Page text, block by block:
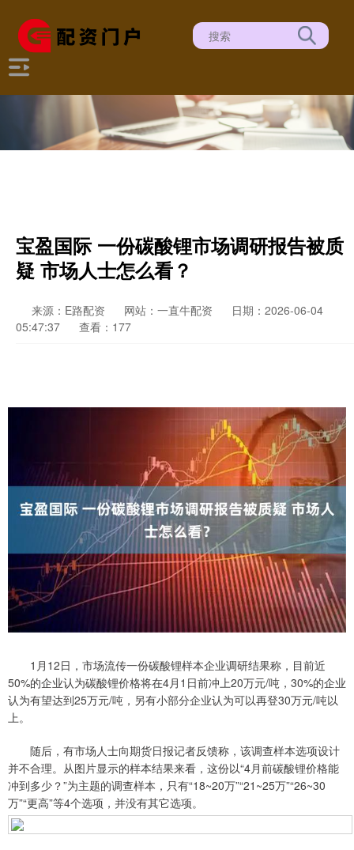
宝盈国际 一份碳酸锂市场调研报告被质
疑 市场人士怎么看？
来源：E路配资 网站：一直牛配资
日期：2026-06-04
05:47:37
查看：177
1月12日，市场流传一份碳酸锂样本企业调研结果称，目前近
50%的企业认为碳酸锂价格将在4月1日前冲上20万元/吨，30%的企业
认为有望达到25万元/吨，另有小部分企业认为可以再登30万元/吨以
上。
随后，有市场人士向期货日报记者反馈称，该调查样本选项设计
并不合理。从图片显示的样本结果来看，这份以“4月前碳酸锂价格能
冲到多少？”为主题的调查样本，只有“18~20万”“21~25万”“26~30
万”“更高”等4个选项，并没有其它选项。